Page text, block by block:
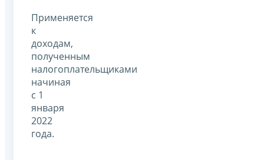
Применяется
к
доходам,
полученным
налогоплательщиками
начиная
с 1
января
2022
года.